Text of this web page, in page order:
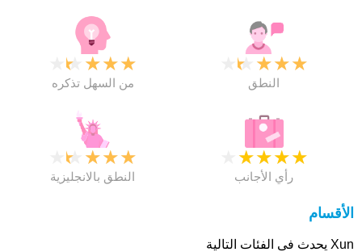
★
★
★
★
من السهل تذكره
★
★
★
★
النطق
★
★
★
★
النطق بالانجليزية
★
★
★
★
رأي الأجانب
الأقسام
Xun يحدث فى الفئات التالية